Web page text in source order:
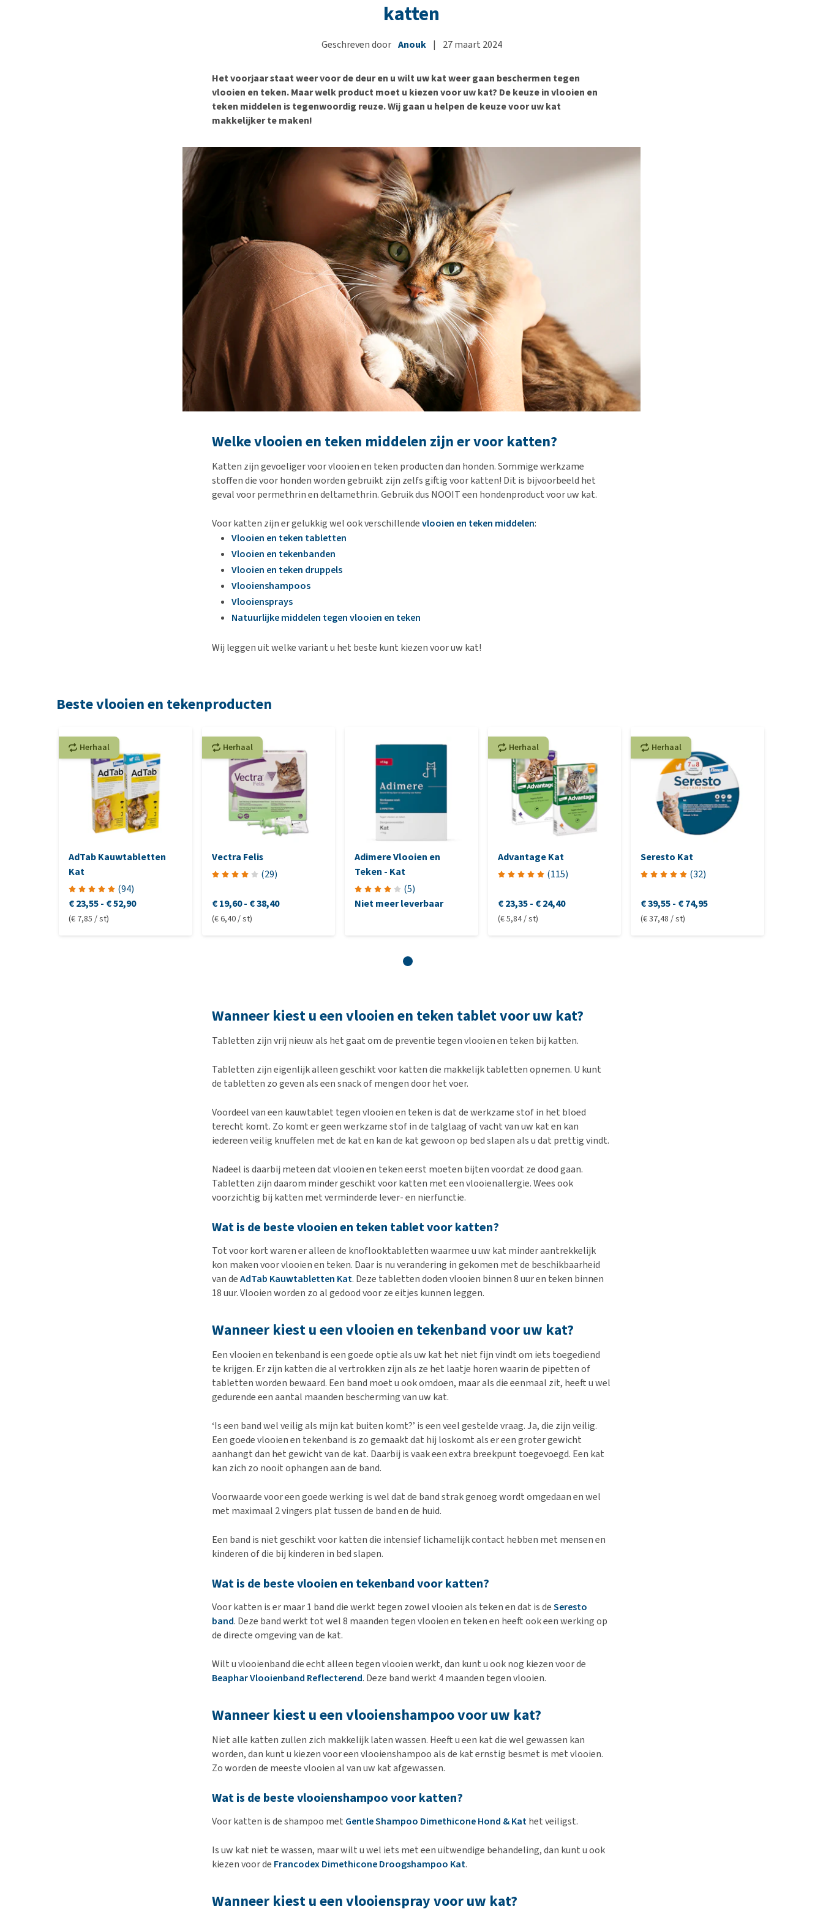
Bekijk alles
Op reis en onderweg
Bekijk alles
Bekijk alles
Vruchtbaarheid
Bekijk alles
katten
Geschreven door Anouk | 27 maart 2024
Het voorjaar staat weer voor de deur en u wilt uw kat weer gaan beschermen tegen
vlooien en teken. Maar welk product moet u kiezen voor uw kat? De keuze in vlooien en
teken middelen is tegenwoordig reuze. Wij gaan u helpen de keuze voor uw kat
makkelijker te maken!
Welke vlooien en teken middelen zijn er voor katten?
Katten zijn gevoeliger voor vlooien en teken producten dan honden. Sommige werkzame
stoffen die voor honden worden gebruikt zijn zelfs giftig voor katten! Dit is bijvoorbeeld het
geval voor permethrin en deltamethrin. Gebruik dus NOOIT een hondenproduct voor uw kat.
Voor katten zijn er gelukkig wel ook verschillendevlooien en teken middelen:
Vlooien en teken tabletten
Vlooien en tekenbanden
Vlooien en teken druppels
Vlooienshampoos
Vlooiensprays
Natuurlijke middelen tegen vlooien en teken
Wij leggen uit welke variant u het beste kunt kiezen voor uw kat!
Beste vlooien en tekenproducten
Herhaal
AdTab Kauwtabletten
Kat
(94)
€ 23,55- € 52,90
(€ 7,85 / st)
Herhaal
Vectra Felis
(29)
€ 19,60 - € 38,40
(€ 6,40 / st)
Adimere Vlooien en
Teken - Kat
(5)
Niet meer leverbaar
Herhaal
Advantage Kat
(115)
€ 23,35 - € 24,40
(€ 5,84 / st)
Herhaal
Seresto Kat
(32)
€ 39,55- € 74,95
(€ 37,48 / st)
Wanneer kiest u een vlooien en teken tablet voor uw kat?
Tabletten zijn vrij nieuw als het gaat om de preventie tegen vlooien en teken bij katten.
Tabletten zijn eigenlijk alleen geschikt voor katten die makkelijk tabletten opnemen. U kunt
de tabletten zo geven als een snack of mengen door het voer.
Voordeel van een kauwtablet tegen vlooien en teken is dat de werkzame stof in het bloed
terecht komt. Zo komt er geen werkzame stof in de talglaag of vacht van uw kat en kan
iedereen veilig knuffelen met de kat en kan de kat gewoon op bed slapen als u dat prettig vindt.
Nadeel is daarbij meteen dat vlooien en teken eerst moeten bijten voordat ze dood gaan.
Tabletten zijn daarom minder geschikt voor katten met een vlooienallergie. Wees ook
voorzichtig bij katten met verminderde lever- en nierfunctie.
Wat is de beste vlooien en teken tablet voor katten?
Tot voor kort waren er alleen de knoflooktabletten waarmee u uw kat minder aantrekkelijk
kon maken voor vlooien en teken. Daar is nu verandering in gekomen met de beschikbaarheid
van deAdTab Kauwtabletten Kat. Deze tabletten doden vlooien binnen 8 uur en teken binnen
18 uur. Vlooien worden zo al gedood voor ze eitjes kunnen leggen.
Wanneer kiest u een vlooien en tekenband voor uw kat?
Een vlooien en tekenband is een goede optie als uw kat het niet fijn vindt om iets toegediend
te krijgen. Er zijn katten die al vertrokken zijn als ze het laatje horen waarin de pipetten of
tabletten worden bewaard. Een band moet u ook omdoen, maar als die eenmaal zit, heeft u wel
gedurende een aantal maanden bescherming van uw kat.
‘Is een band wel veilig als mijn kat buiten komt?’ is een veel gestelde vraag. Ja, die zijn veilig.
Een goede vlooien en tekenband is zo gemaakt dat hij loskomt als er een groter gewicht
aanhangt dan het gewicht van de kat. Daarbij is vaak een extra breekpunt toegevoegd. Een kat
kan zich zo nooit ophangen aan de band.
Voorwaarde voor een goede werking is wel dat de band strak genoeg wordt omgedaan en wel
met maximaal 2 vingers plat tussen de band en de huid.
Een band is niet geschikt voor katten die intensief lichamelijk contact hebben met mensen en
kinderen of die bij kinderen in bed slapen.
Wat is de beste vlooien en tekenband voor katten?
Voor katten is er maar 1 band die werkt tegen zowel vlooien als teken en dat is deSeresto
band. Deze band werkt tot wel 8 maanden tegen vlooien en teken en heeft ook een werking op
de directe omgeving van de kat.
Wilt u vlooienband die echt alleen tegen vlooien werkt, dan kunt u ook nog kiezen voor de
Beaphar Vlooienband Reflecterend. Deze band werkt 4 maanden tegen vlooien.
Wanneer kiest u een vlooienshampoo voor uw kat?
Niet alle katten zullen zich makkelijk laten wassen. Heeft u een kat die wel gewassen kan
worden, dan kunt u kiezen voor een vlooienshampoo als de kat ernstig besmet is met vlooien.
Zo worden de meeste vlooien al van uw kat afgewassen.
Wat is de beste vlooienshampoo voor katten?
Voor katten is de shampoo met Gentle Shampoo Dimethicone Hond & Kathet veiligst.
Is uw kat niet te wassen, maar wilt u wel iets met een uitwendige behandeling, dan kunt u ook
kiezen voor de Francodex Dimethicone Droogshampoo Kat.
Wanneer kiest u een vlooienspray voor uw kat?